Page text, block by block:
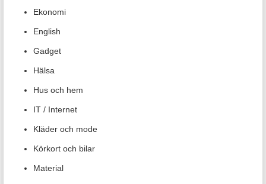
Ekonomi
English
Gadget
Hälsa
Hus och hem
IT / Internet
Kläder och mode
Körkort och bilar
Material